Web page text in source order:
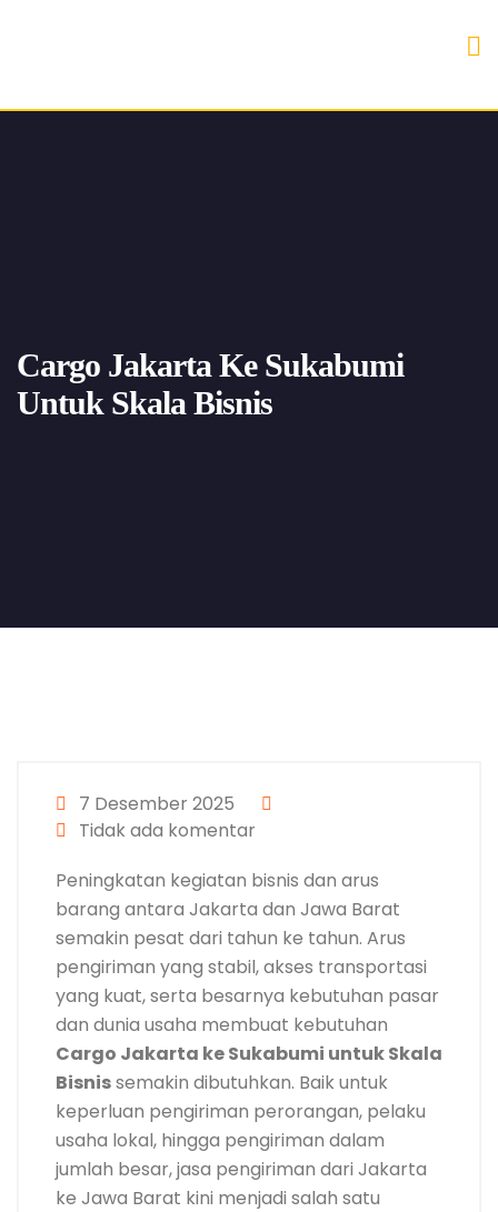
Cargo Jakarta Ke Sukabumi
Untuk Skala Bisnis
7 Desember 2025
Tidak ada komentar
Peningkatan kegiatan bisnis dan arus
barang antara Jakarta dan Jawa Barat
semakin pesat dari tahun ke tahun. Arus
pengiriman yang stabil, akses transportasi
yang kuat, serta besarnya kebutuhan pasar
dan dunia usaha membuat kebutuhan
Cargo Jakarta ke Sukabumi untuk Skala
Bisnissemakin dibutuhkan. Baik untuk
keperluan pengiriman perorangan, pelaku
usaha lokal, hingga pengiriman dalam
jumlah besar, jasa pengiriman dari Jakarta
ke Jawa Barat kini menjadi salah satu